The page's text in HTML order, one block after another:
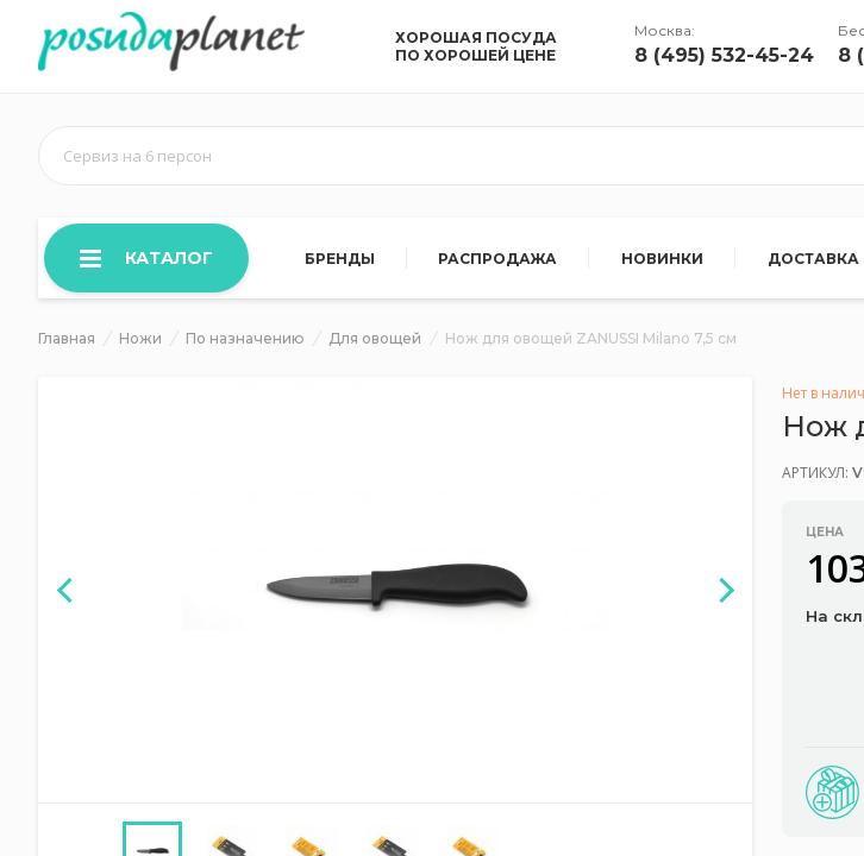
ХОРОШАЯ ПОСУДА
ПО ХОРОШЕЙ ЦЕНЕ
Москва:
8 (495) 532-45-24 8
Сервиз на 6 персон
КАТАЛОГ БРЕНДЫ РАСПРОДАЖА НОВИНКИ ДОСТАВКА
Главная Ножи По назначению Для овощей Нож для овощей ZANUSSI Milano 7,5 см
Нет в
Нож
АРТИКУЛ:
ЦЕНА
На